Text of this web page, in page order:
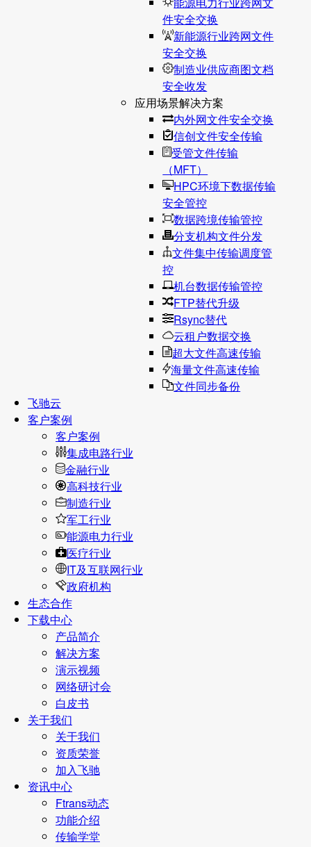
件安全交换
新能源行业跨网文件
安全交换
制造业供应商图文档
安全收发
应用场景解决方案
内外网文件安全交换
信创文件安全传输
受管文件传输
（MFT）
HPC环境下数据传输
安全管控
数据跨境传输管控
分支机构文件分发
文件集中传输调度管
控
机台数据传输管控
FTP替代升级
Rsync替代
云租户数据交换
超大文件高速传输
海量文件高速传输
文件同步备份
飞驰云
客户案例
客户案例
集成电路行业
金融行业
高科技行业
制造行业
军工行业
能源电力行业
医疗行业
IT及互联网行业
政府机构
生态合作
下载中心
产品简介
解决方案
演示视频
网络研讨会
白皮书
关于我们
关于我们
资质荣誉
加入飞驰
资讯中心
Ftrans动态
功能介绍
传输学堂